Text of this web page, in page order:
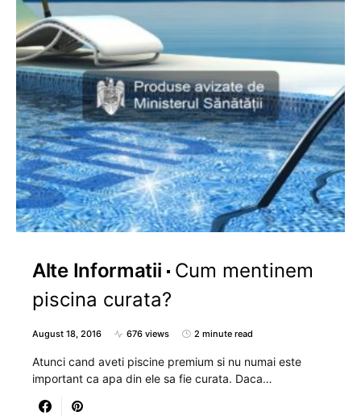
Alte Informatii
Cum mentinem
piscina curata?
August 18, 2016 676 views 2 minute read
Atunci cand aveti piscine premium si nu numai este
important ca apa din ele sa fie curata. Daca…